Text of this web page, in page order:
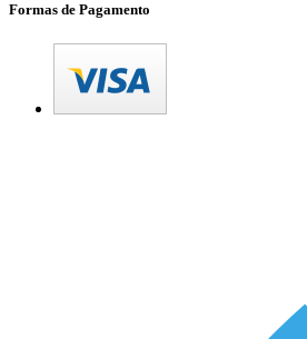
Formas de Pagamento